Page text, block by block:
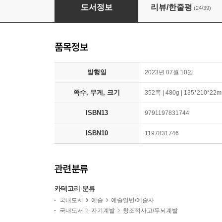
창조적 행위
도서정보 리뷰/한줄평 (24/39)
품목정보
발행일 2023년 07월 10일
쪽수, 무게, 크기 352쪽 | 480g |
ISBN13 9791197831744
ISBN10 1197831746
관련분류
카테고리 분류
국내도서 예술
예술일반/예술사
국내도서
자기계발 창조적사고/두뇌계발